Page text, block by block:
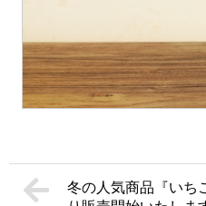
冬の人気商品『いち